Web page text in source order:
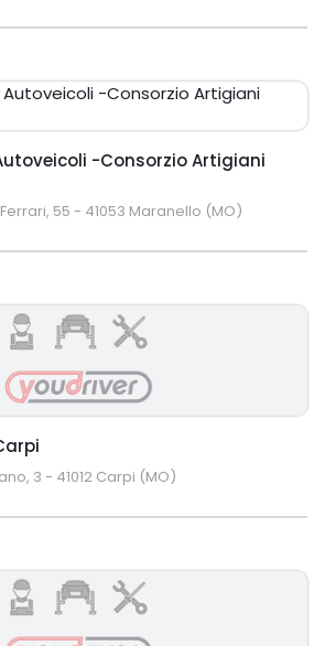
-Consorzio Artigiani
55 - 41053 Maranello (MO)
3 - 41012 Carpi (MO)